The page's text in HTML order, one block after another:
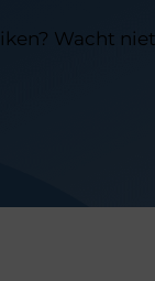
Wacht